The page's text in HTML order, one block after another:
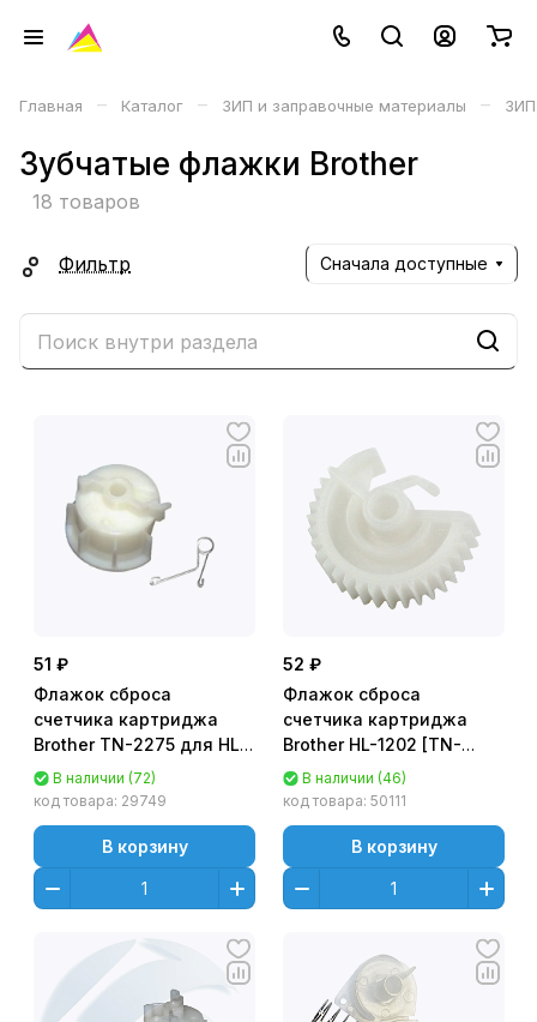
Главная – Каталог – ЗИП и заправочные материалы – ЗИП
Зубчатые флажки Brother
18 товаров
Фильтр Сначала доступные
51 ₽
Флажок сброса
счетчика картриджа
Brother TN-2275 для HL-
2130/ 2132/ 2240/ 2250
В наличии (72)
код товара: 29749
В корзину
52 ₽
Флажок сброса
счетчика картриджа
Brother HL-1202 [TN-
1095] (1500стр.)
В наличии (46)
код товара: 50111
В корзину